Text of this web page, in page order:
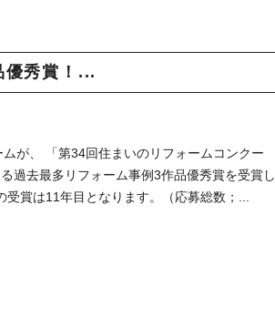
秀賞！...
が、 「第34回住まいのリフォームコンクー
過去最多リフォーム事例3作品優秀賞を受賞し
受賞は11年目となります。（応募総数；...